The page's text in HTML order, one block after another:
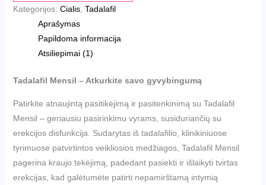
Kategorijos: Cialis, Tadalafil
Aprašymas
Papildoma informacija
Atsiliepimai (1)
Tadalafil Mensil – Atkurkite savo gyvybingumą
Patirkite atnaujintą pasitikėjimą ir pasitenkinimą su Tadalafil
Mensil – geriausiu pasirinkimu vyrams, susiduriančių su
erekcijos disfunkcija. Sudarytas iš tadalafilio, klinikiniuose
tyrimuose patvirtintos veikliosios medžiagos, Tadalafil Mensil
pagerina kraujo tekėjimą, padedant pasiekti ir išlaikyti tvirtas
erekcijas, kad galėtumėte patirti nepamirštamą intymią